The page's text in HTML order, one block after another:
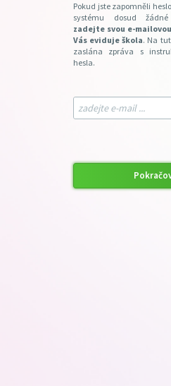
Pokud jste zapomněli
systému dosud
zadejte svou e-
Vás eviduje škola. Na
zaslána zpráva s
hesla.